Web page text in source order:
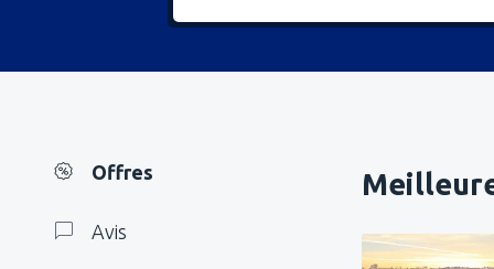
Offres
Avis